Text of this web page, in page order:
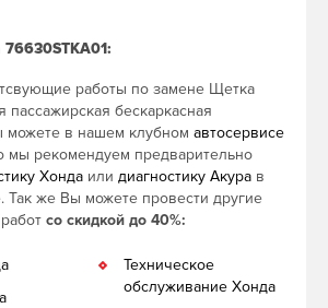
работы по замене Щетка
пассажирская бескаркасная
можете в нашем клубном автосервисе
мы рекомендуем предварительно
Хонда или диагностику Акура в
Так же Вы можете провести другие
со скидкой до 40%:
Техническое
обслуживание Хонда